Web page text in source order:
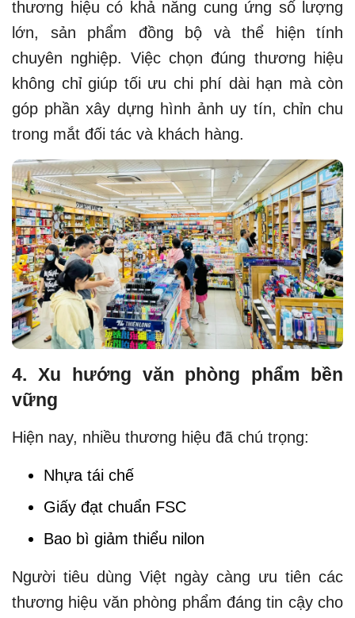
thương hiệu có khả năng cung ứng số lượng
lớn, sản phẩm đồng bộ và thể hiện tính
chuyên nghiệp. Việc chọn đúng thương hiệu
không chỉ giúp tối ưu chi phí dài hạn mà còn
góp phần xây dựng hình ảnh uy tín, chỉn chu
trong mắt đối tác và khách hàng.
4. Xu hướng văn phòng phẩm bền
vững
Hiện nay, nhiều thương hiệu đã chú trọng:
Nhựa tái chế
Giấy đạt chuẩn FSC
Bao bì giảm thiểu nilon
Người tiêu dùng Việt ngày càng ưu tiên các
thương hiệu văn phòng phẩm đáng tin cậy cho